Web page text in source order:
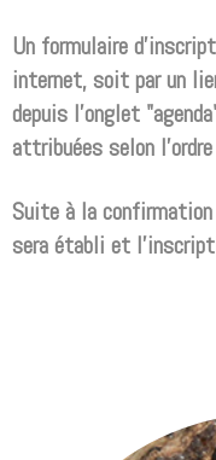
Un formulaire
internet, soit par un
depuis l'onglet
attribuées selon
Suite à la
sera établi et